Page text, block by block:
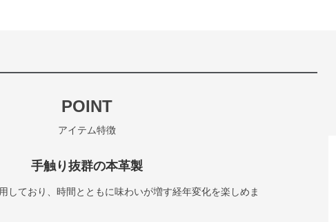
POINT
アイテム特徴
手触り抜群の本革製
しており、時間とともに味わいが増す経年変化を楽しめま